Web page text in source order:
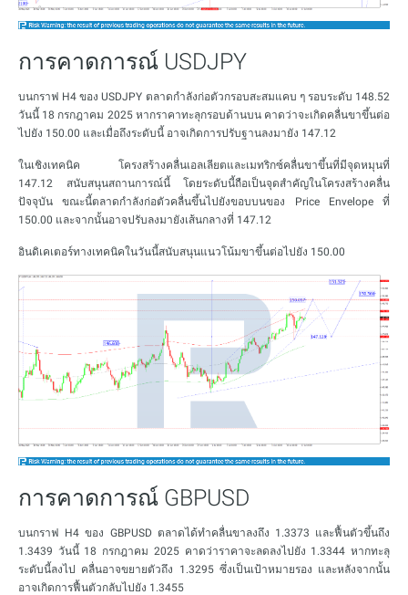
การคาดการณ์ USDJPY
บนกราฟ H4 ของ USDJPY ตลาดกำลังก่อตัวกรอบสะสมแคบ ๆ รอบระดับ 148.52
วันนี้ 18 กรกฎาคม 2025 หากราคาทะลุกรอบด้านบน คาดว่าจะเกิดคลื่นขาขึ้นต่อ
ไปยัง 150.00 และเมื่อถึงระดับนี้ อาจเกิดการปรับฐานลงมายัง 147.12
ในเชิงเทคนิค โครงสร้างคลื่นเอลเลียตและเมทริกซ์คลื่นขาขึ้นที่มีจุดหมุนที่
147.12 สนับสนุนสถานการณ์นี้ โดยระดับนี้ถือเป็นจุดสำคัญในโครงสร้างคลื่น
ปัจจุบัน ขณะนี้ตลาดกำลังก่อตัวคลื่นขึ้นไปยังขอบบนของ Price Envelope ที่
150.00 และจากนั้นอาจปรับลงมายังเส้นกลางที่ 147.12
อินดิเคเตอร์ทางเทคนิคในวันนี้สนับสนุนแนวโน้มขาขึ้นต่อไปยัง 150.00
การคาดการณ์ GBPUSD
บนกราฟ H4 ของ GBPUSD ตลาดได้ทำคลื่นขาลงถึง 1.3373 และฟื้นตัวขึ้นถึง
1.3439 วันนี้ 18 กรกฎาคม 2025 คาดว่าราคาจะลดลงไปยัง 1.3344 หากทะลุ
ระดับนี้ลงไป คลื่นอาจขยายตัวถึง 1.3295 ซึ่งเป็นเป้าหมายรอง และหลังจากนั้น
อาจเกิดการฟื้นตัวกลับไปยัง 1.3455